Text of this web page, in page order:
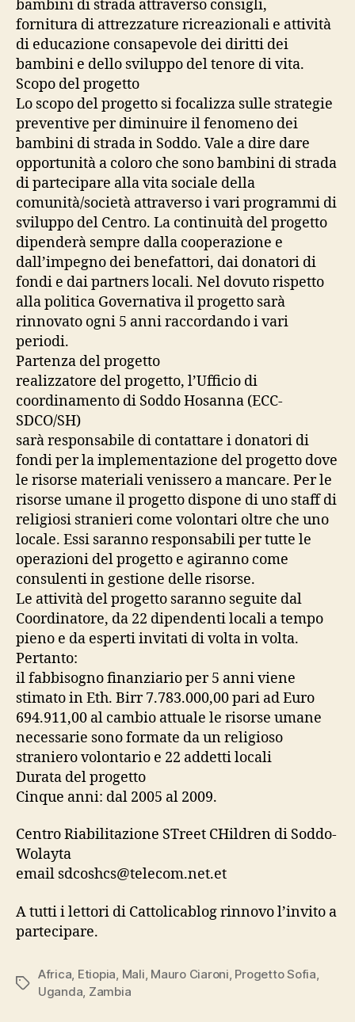
bambini di strada attraverso consigli,
fornitura di attrezzature ricreazionali e attività
di educazione consapevole dei diritti dei
bambini e dello sviluppo del tenore di vita.
Scopo del progetto
Lo scopo del progetto si focalizza sulle strategie
preventive per diminuire il fenomeno dei
bambini di strada in Soddo. Vale a dire dare
opportunità a coloro che sono bambini di strada
di partecipare alla vita sociale della
comunità/società attraverso i vari programmi di
sviluppo del Centro. La continuità del progetto
dipenderà sempre dalla cooperazione e
dall’impegno dei benefattori, dai donatori di
fondi e dai partners locali. Nel dovuto rispetto
alla politica Governativa il progetto sarà
rinnovato ogni 5 anni raccordando i vari
periodi.
Partenza del progetto
realizzatore del progetto, l’Ufficio di
coordinamento di Soddo Hosanna (ECC-
SDCO/SH)
sarà responsabile di contattare i donatori di
fondi per la implementazione del progetto dove
le risorse materiali venissero a mancare. Per le
risorse umane il progetto dispone di uno staff di
religiosi stranieri come volontari oltre che uno
locale. Essi saranno responsabili per tutte le
operazioni del progetto e agiranno come
consulenti in gestione delle risorse.
Le attività del progetto saranno seguite dal
Coordinatore, da 22 dipendenti locali a tempo
pieno e da esperti invitati di volta in volta.
Pertanto:
il fabbisogno finanziario per 5 anni viene
stimato in Eth. Birr 7.783.000,00 pari ad Euro
694.911,00 al cambio attuale le risorse umane
necessarie sono formate da un religioso
straniero volontario e 22 addetti locali
Durata del progetto
Cinque anni: dal 2005 al 2009.
Centro Riabilitazione STreet CHildren di Soddo-
Wolayta
email sdcoshcs@telecom.net.et
A tutti i lettori di Cattolicablog rinnovo l’invito a
partecipare.
Tag
Africa Etiopia Mali Mauro Ciaroni Progetto Sofia
Uganda Zambia